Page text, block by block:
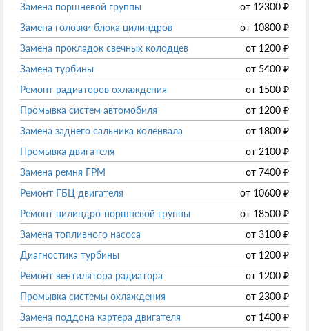
Замена поршневой группы
от 12300 ₽
Замена головки блока цилиндров
от 10800 ₽
Замена прокладок свечных колодцев
от 1200 ₽
Замена турбины
от 5400 ₽
Ремонт радиаторов охлаждения
от 1500 ₽
Промывка систем автомобиля
от 1200 ₽
Замена заднего сальника коленвала
от 1800 ₽
Промывка двигателя
от 2100 ₽
Замена ремня ГРМ
от 7400 ₽
Ремонт ГБЦ двигателя
от 10600 ₽
Ремонт цилиндро-поршневой группы
от 18500 ₽
Замена топливного насоса
от 3100 ₽
Диагностика турбины
от 1200 ₽
Ремонт вентилятора радиатора
от 1200 ₽
Промывка системы охлаждения
от 2300 ₽
Замена поддона картера двигателя
от 1400 ₽